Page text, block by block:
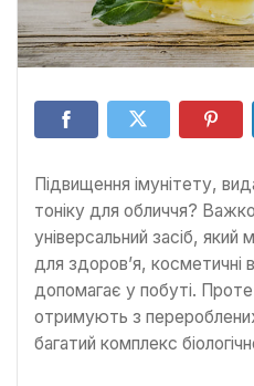
Підвищення імунітету,
тоніку для обличчя?
універсальний засіб, який
для здоров’я, косметичні
допомагає у побуті.
отримують з
багатий комплекс